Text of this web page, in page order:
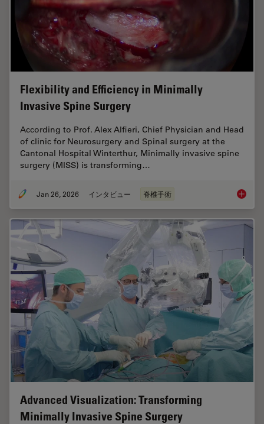
Flexibility and Efficiency in Minimally
Invasive Spine Surgery
According to Prof. Alex Alfieri, Chief Physician and Head
of clinic for Neurosurgery and Spinal surgery at the
Cantonal Hospital Winterthur, Minimally invasive spine
surgery (MISS) is transforming…
Jan 26, 2026 インタビュー 脊椎手術
Advanced Visualization: Transforming
Minimally Invasive Spine Surgery